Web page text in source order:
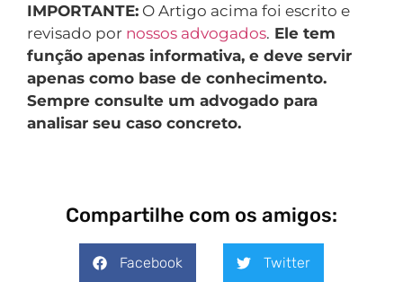
IMPORTANTE: O Artigo acima foi escrito e
revisado por nossos advogados. Ele tem
função apenas informativa, e deve servir
apenas como base de conhecimento.
Sempre consulte um advogado para
analisar seu caso concreto.
Compartilhe com os amigos:
Facebook Twitter